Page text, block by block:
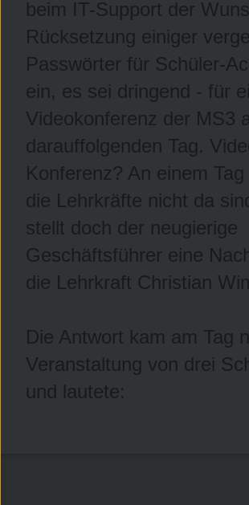
beim IT-Support der
Rücksetzung einiger
Passwörter für Schüler-
ein, es sei dringend - für
Videokonferenz der MS3
darauffolgenden Tag.
Konferenz? An einem
die Lehrkräfte nicht da
stellt doch der neugierige
Geschäftsführer eine
die Lehrkraft Christian
Die Antwort kam am Tag
Veranstaltung von drei
und lautete: